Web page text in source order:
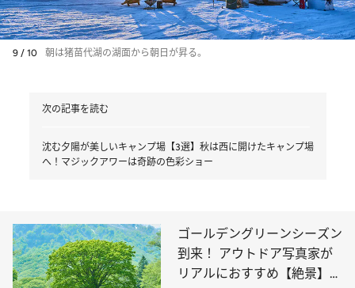
9 / 10 朝は猪苗代湖の湖面から朝日が昇る。
次の記事を読む
沈む夕陽が美しいキャンプ場【3選】秋は西に開けたキャンプ場
へ！マジックアワーは奇跡の色彩ショー
ゴールデングリーンシーズン
到来！ アウトドア写真家が
リアルにおすすめ【絶景】新